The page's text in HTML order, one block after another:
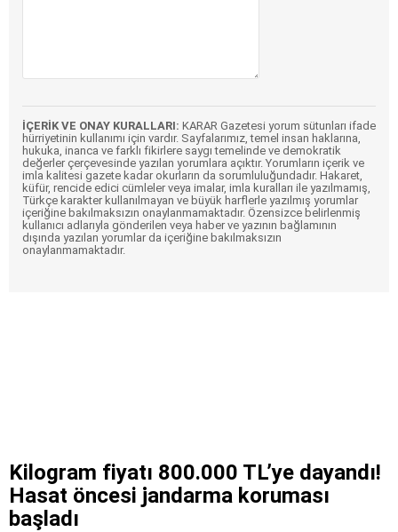
İÇERİK VE ONAY KURALLARI: KARAR Gazetesi yorum sütunları ifade
hürriyetinin kullanımı için vardır. Sayfalarımız, temel insan haklarına,
hukuka, inanca ve farklı fikirlere saygı temelinde ve demokratik
değerler çerçevesinde yazılan yorumlara açıktır. Yorumların içerik ve
imla kalitesi gazete kadar okurların da sorumluluğundadır. Hakaret,
küfür, rencide edici cümleler veya imalar, imla kuralları ile yazılmamış,
Türkçe karakter kullanılmayan ve büyük harflerle yazılmış yorumlar
içeriğine bakılmaksızın onaylanmamaktadır. Özensizce belirlenmiş
kullanıcı adlarıyla gönderilen veya haber ve yazının bağlamının
dışında yazılan yorumlar da içeriğine bakılmaksızın
onaylanmamaktadır.
Kilogram fiyatı 800.000 TL’ye dayandı!
Hasat öncesi jandarma koruması
başladı